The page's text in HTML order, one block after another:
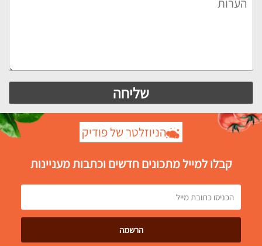
הניוזלטר של פודיק
קבלו למייל מתכונים חדשים וכתבות מעניינות